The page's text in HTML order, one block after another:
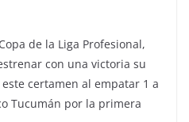
de la Liga Profesional,
con una victoria su
certamen al empatar 1 a
Tucumán por la primera